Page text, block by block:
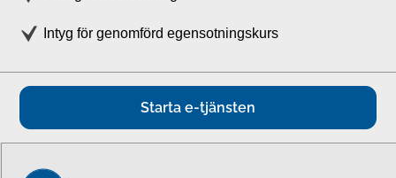
Intyg för genomförd egensotningskurs
Starta e-tjänsten